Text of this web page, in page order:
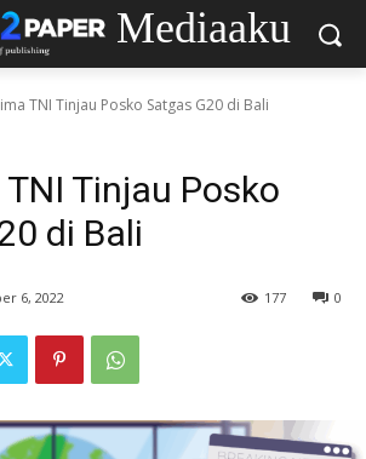
Mediaaku
TNI Tinjau Posko Satgas G20 di Bali
Tinjau Posko
di Bali
6, 2022 0
177